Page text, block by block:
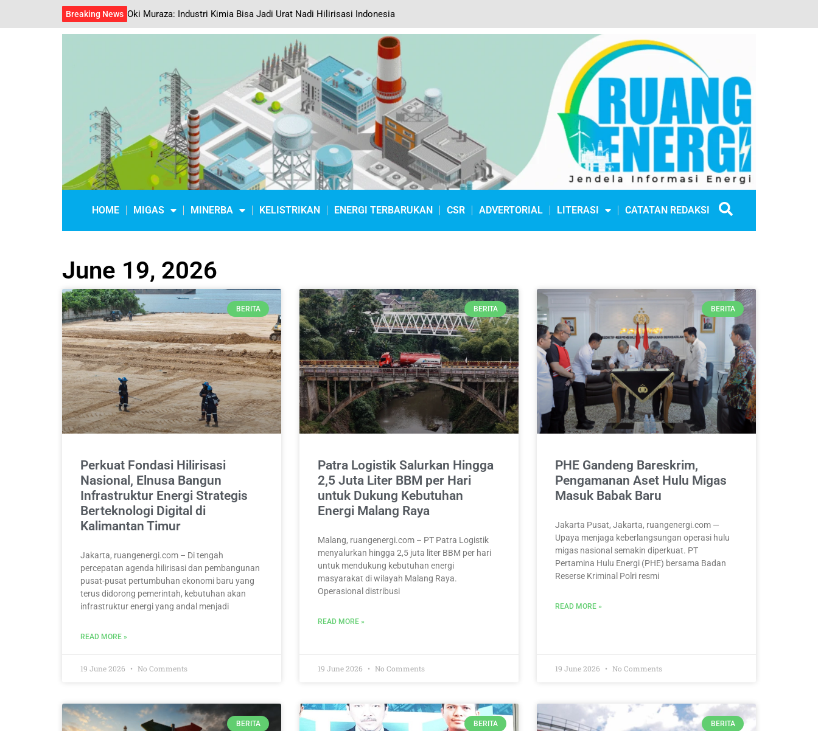
Breaking News Oki Muraza: Industri Kimia Bisa Jadi Urat Nadi Hilirisasi Indonesia
HOME MIGAS MINERBA KELISTRIKAN ENERGI TERBARUKAN CSR ADVERTORIAL LITERASI CATATAN REDAKSI
June 19, 2026
BERITA
Perkuat Fondasi Hilirisasi
Nasional, Elnusa Bangun
Infrastruktur Energi Strategis
Berteknologi Digital di
Kalimantan Timur
Jakarta, ruangenergi.com – Di tengah
percepatan agenda hilirisasi dan pembangunan
pusat-pusat pertumbuhan ekonomi baru yang
terus didorong pemerintah, kebutuhan akan
infrastruktur energi yang andal menjadi
READ MORE »
19 June 2026 No Comments
BERITA
Patra Logistik Salurkan Hingga
2,5 Juta Liter BBM per Hari
untuk Dukung Kebutuhan
Energi Malang Raya
Malang, ruangenergi.com – PT Patra Logistik
menyalurkan hingga 2,5 juta liter BBM per hari
untuk mendukung kebutuhan energi
masyarakat di wilayah Malang Raya.
Operasional distribusi
READ MORE »
19 June 2026 No Comments
BERITA
PHE Gandeng Bareskrim,
Pengamanan Aset Hulu Migas
Masuk Babak Baru
Jakarta Pusat, Jakarta, ruangenergi.com —
Upaya menjaga keberlangsungan operasi hulu
migas nasional semakin diperkuat. PT
Pertamina Hulu Energi (PHE) bersama Badan
Reserse Kriminal Polri resmi
READ MORE »
19 June 2026 No Comments
BERITA BERITA BERITA